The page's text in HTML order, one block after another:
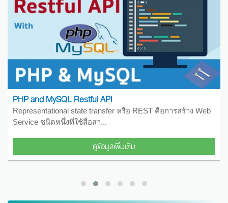
Web API with ASP.NET Core
สามารถใช้สถาปัตยกรรม REST เพื่อรองรับการสื่อสาร
ประสิทธิภาพสูงและเชื่อถือได้ในทุกระ...
ดูข้อมูลเพิ่มเติม